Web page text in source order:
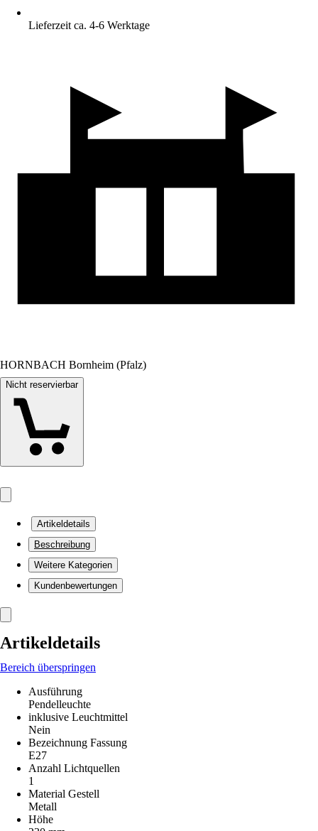
Lieferzeit ca. 4-6 Werktage
HORNBACH Bornheim (Pfalz)
Nicht reservierbar
Artikeldetails
Beschreibung
Weitere Kategorien
Kundenbewertungen
Artikeldetails
Bereich überspringen
Ausführung
Pendelleuchte
inklusive Leuchtmittel
Nein
Bezeichnung Fassung
E27
Anzahl Lichtquellen
1
Material Gestell
Metall
Höhe